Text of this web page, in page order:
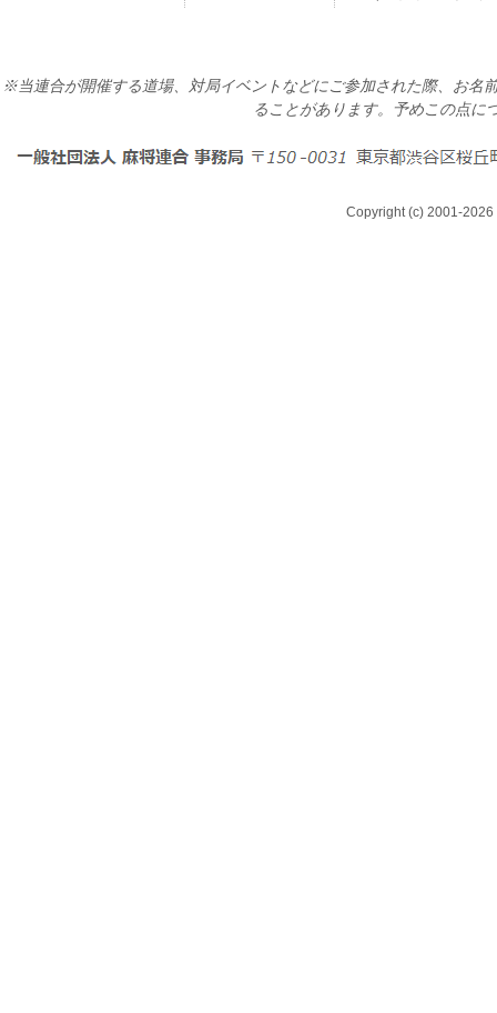
※当連合が開催する道場、対局イベントなどにご参加された際、お名
ることがあります。予めこの点に
Copyright (c) 2001-